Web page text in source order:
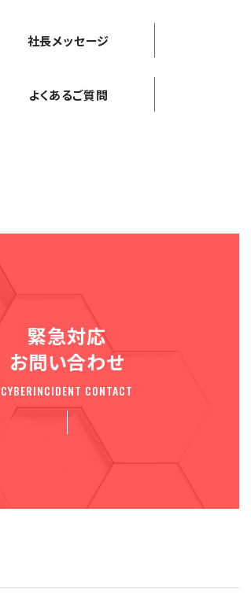
社長メッセージ
よくあるご質問
緊急対応
お問い合わせ
CYBERINCIDENT CONTACT